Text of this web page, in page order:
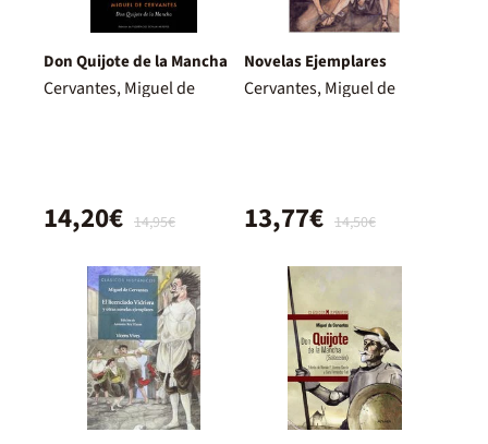
Don Quijote de la Mancha
Cervantes, Miguel de
14,95€
14,20€
Novelas Ejemplares
Cervantes, Miguel de
14,50€
13,77€